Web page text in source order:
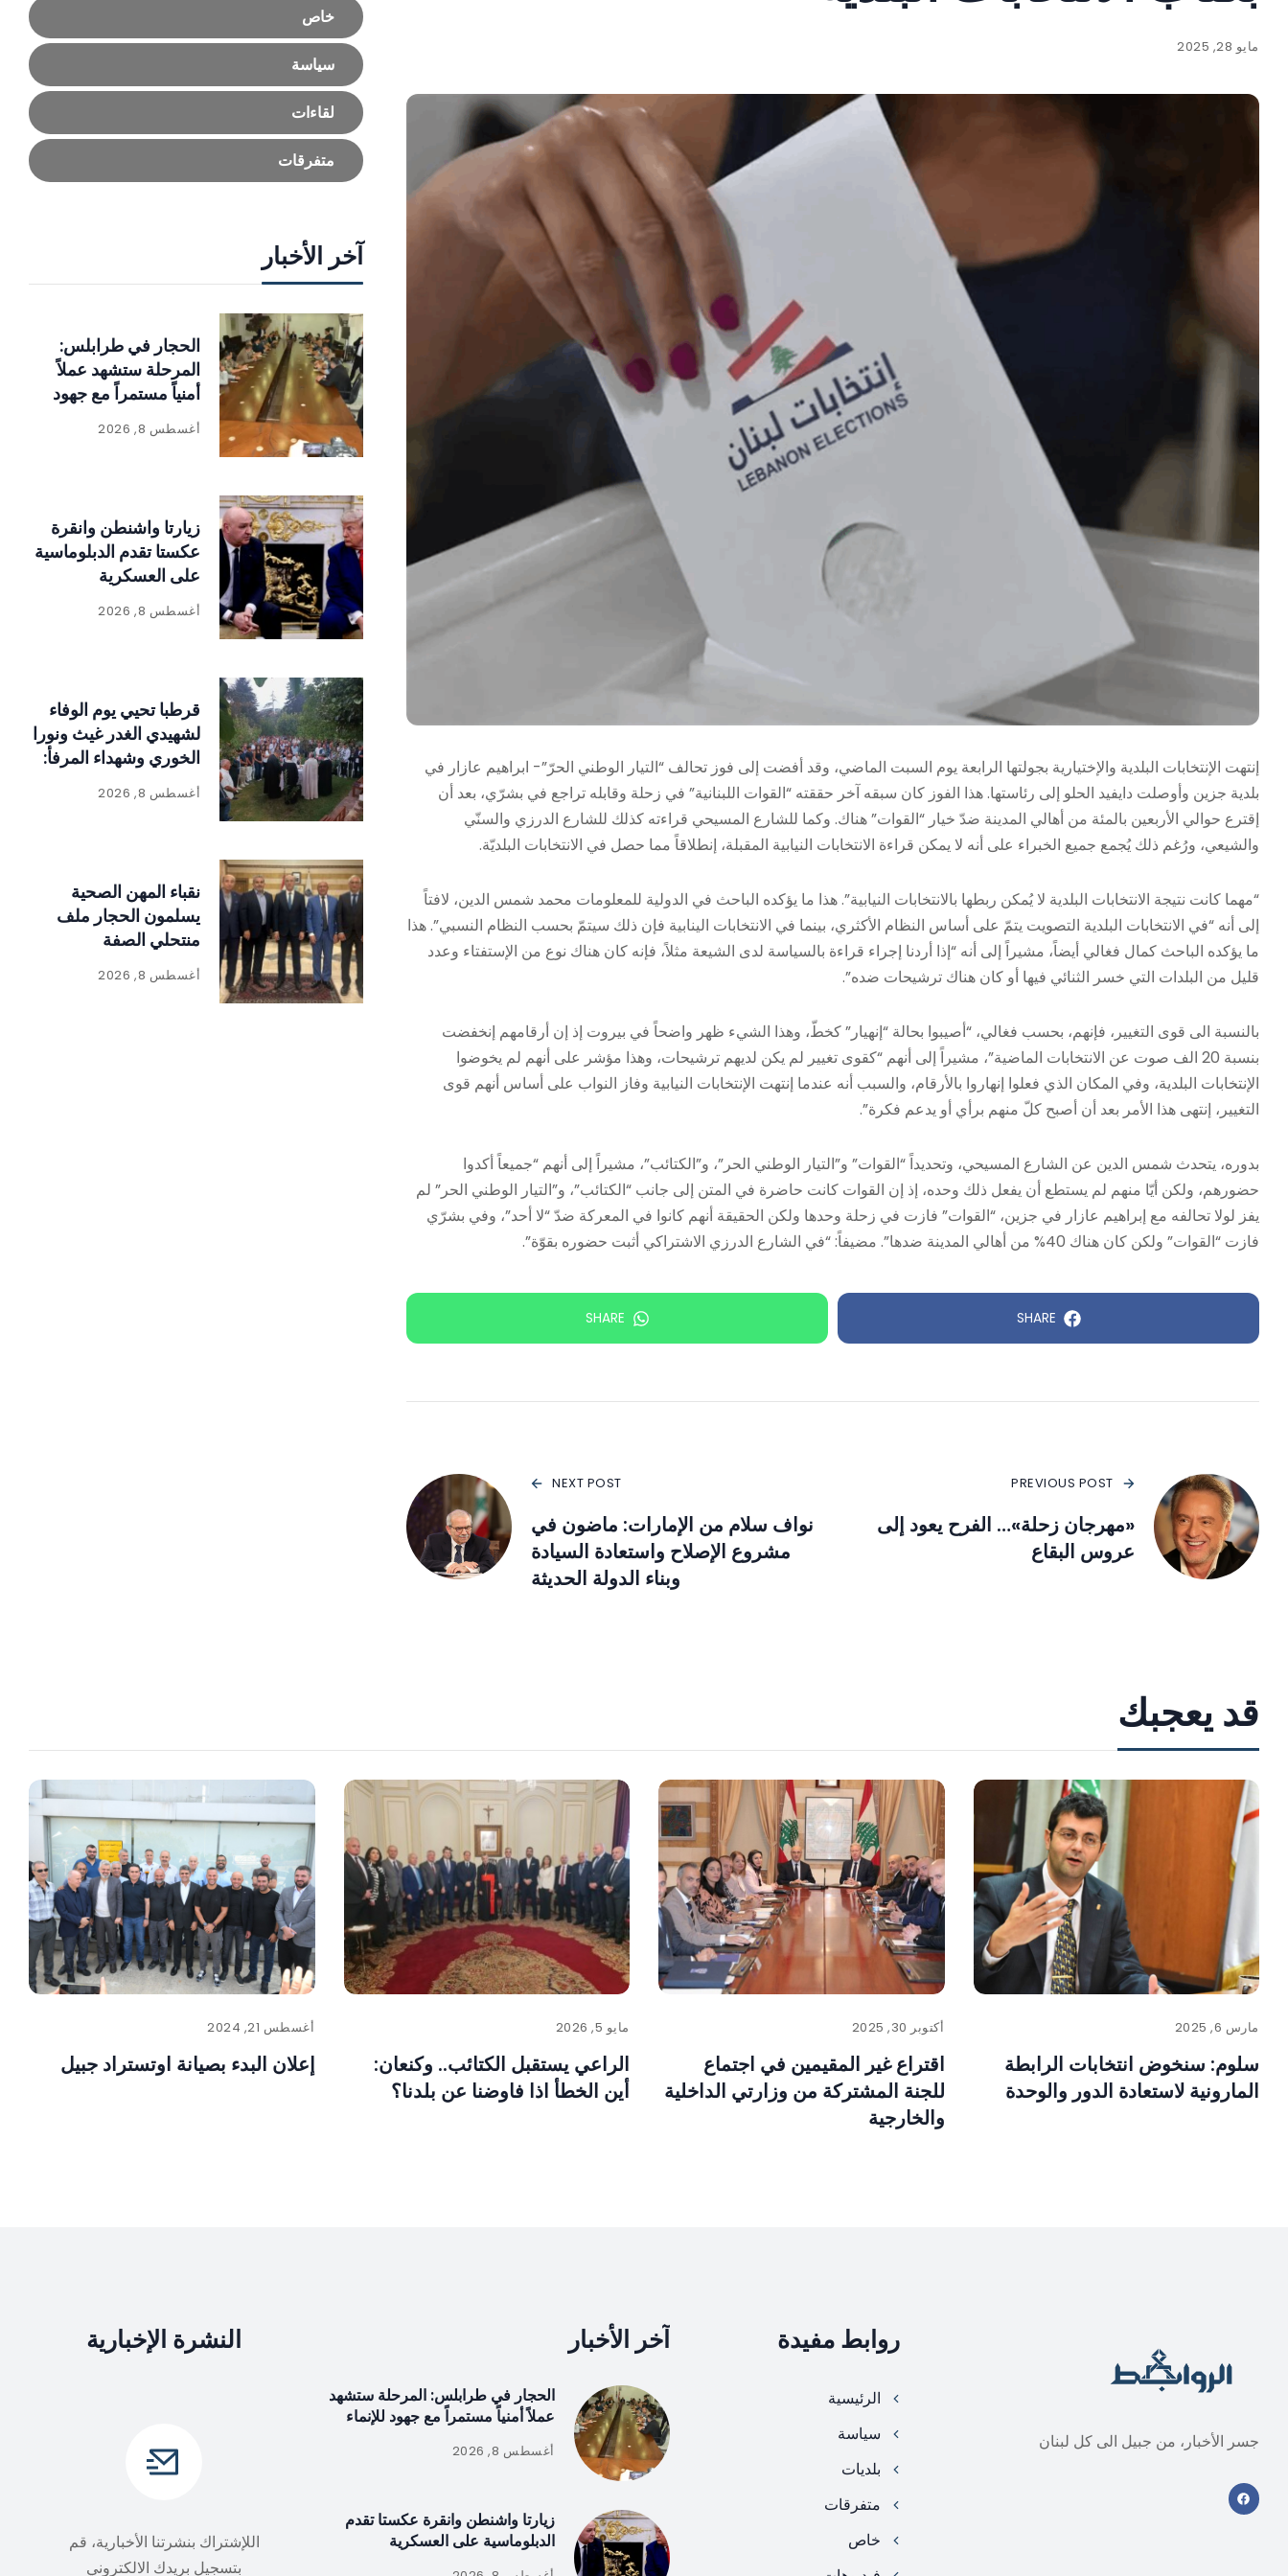
مايو 28, 2025
إنتهت الإنتخابات البلدية والإختيارية بجولتها الرابعة يوم السبت الماضي، وقد أفضت إلى فوز تحالف “التيار الوطني الحرّ”- ابراهيم عازار في
بلدية جزين وأوصلت دايفيد الحلو إلى رئاستها. هذا الفوز كان سبقه آخر حققته “القوات اللبنانية” في زحلة وقابله تراجع في بشرّي، بعد أن
إقترع حوالي الأربعين بالمئة من أهالي المدينة ضدّ خيار “القوات” هناك. وكما للشارع المسيحي قراءته كذلك للشارع الدرزي والسنّي
والشيعي، ورُغم ذلك يُجمع جميع الخبراء على أنه لا يمكن قراءة الانتخابات النيابية المقبلة، إنطلاقاً مما حصل في الانتخابات البلديّة.
“مهما كانت نتيجة الانتخابات البلدية لا يُمكن ربطها بالانتخابات النيابية”. هذا ما يؤكده الباحث في الدولية للمعلومات محمد شمس الدين، لافتاً
إلى أنه “في الانتخابات البلدية التصويت يتمّ على أساس النظام الأكثري، بينما في الانتخابات الينابية فإن ذلك سيتمّ بحسب النظام النسبي”. هذا
ما يؤكده الباحث كمال فغالي أيضاً، مشيراً إلى أنه “إذا أردنا إجراء قراءة بالسياسة لدى الشيعة مثلاً، فإنه كان هناك نوع من الإستفتاء وعدد
قليل من البلدات التي خسر الثنائي فيها أو كان هناك ترشيحات ضده”.
بالنسبة الى قوى التغيير، فإنهم، بحسب فغالي، “أصيبوا بحالة “إنهيار” كخطّ، وهذا الشيء ظهر واضحاً في بيروت إذ إن أرقامهم إنخفضت
بنسبة 20 الف صوت عن الانتخابات الماضية”، مشيراً إلى أنهم “كقوى تغيير لم يكن لديهم ترشيحات، وهذا مؤشر على أنهم لم يخوضوا
الإنتخابات البلدية، وفي المكان الذي فعلوا إنهاروا بالأرقام، والسبب أنه عندما إنتهت الإنتخابات النيابية وفاز النواب على أساس أنهم قوى
التغيير، إنتهى هذا الأمر بعد أن أصبح كلّ منهم برأي أو يدعم فكرة”.
بدوره، يتحدث شمس الدين عن الشارع المسيحي، وتحديداً “القوات” و”التيار الوطني الحر”، و”الكتائب”، مشيراً إلى أنهم “جميعاً أكدوا
حضورهم، ولكن أيّا منهم لم يستطع أن يفعل ذلك وحده، إذ إن القوات كانت حاضرة في المتن إلى جانب “الكتائب”، و”التيار الوطني الحر” لم
يفز لولا تحالفه مع إبراهيم عازار في جزين، “القوات” فازت في زحلة وحدها ولكن الحقيقة أنهم كانوا في المعركة ضدّ “لا أحد”، وفي بشرّي
فازت “القوات” ولكن كان هناك 40% من أهالي المدينة ضدها”. مضيفاً: “في الشارع الدرزي الاشتراكي أثبت حضوره بقوّة”.
SHARE
SHARE
PREVIOUS POST
«مهرجان زحلة»… الفرح يعود إلى
عروس البقاع
NEXT POST
نواف سلام من الإمارات: ماضون في
مشروع الإصلاح واستعادة السيادة
وبناء الدولة الحديثة
خاص
سياسة
لقاءات
متفرقات
آخر الأخبار
الحجار في طرابلس:
المرحلة ستشهد عملاً
أمنياً مستمراً مع جهود
للإنماء
أغسطس 8, 2026
زيارتا واشنطن وانقرة
عكستا تقدم الدبلوماسية
على العسكرية
أغسطس 8, 2026
قرطبا تحيي يوم الوفاء
لشهيدي الغدر غيث ونورا
الخوري وشهداء المرفأ:
«الحقيقة لا تموت
والعدالة لا بد أن تتحقق
أغسطس 8, 2026
نقباء المهن الصحية
يسلمون الحجار ملف
منتحلي الصفة
أغسطس 8, 2026
قد يعجبك
مارس 6, 2025
سلوم: سنخوض انتخابات الرابطة
المارونية لاستعادة الدور والوحدة
أكتوبر 30, 2025
اقتراع غير المقيمين في اجتماع
للجنة المشتركة من وزارتي الداخلية
والخارجية
مايو 5, 2026
الراعي يستقبل الكتائب.. وكنعان:
أين الخطأ اذا فاوضنا عن بلدنا؟
أغسطس 21, 2024
إعلان البدء بصيانة اوتستراد جبيل
جسر الأخبار، من جبيل الى كل لبنان
روابط مفيدة
الرئيسية
سياسة
بلديات
متفرقات
خاص
آخر الأخبار
الحجار في طرابلس: المرحلة ستشهد
عملاً أمنياً مستمراً مع جهود للإنماء
أغسطس 8, 2026
زيارتا واشنطن وانقرة عكستا تقدم
الدبلوماسية على العسكرية
النشرة الإخبارية
اللإشتراك بنشرتنا الأخبارية، قم
بتسجيل بريدك الالكتروني